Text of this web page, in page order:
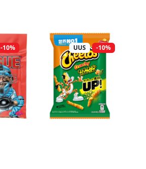
-10% UUS -10%